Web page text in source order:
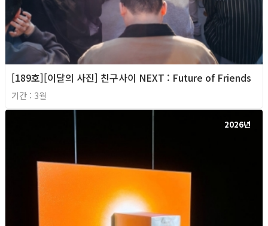
[189호][이달의 사진] 친구사이 NEXT : Future of Friends
기간 : 3월
2026년